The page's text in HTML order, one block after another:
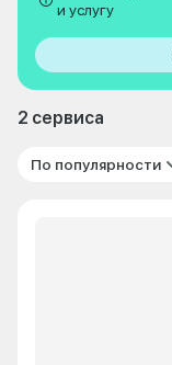
и услугу
2 сервиса
По популярности